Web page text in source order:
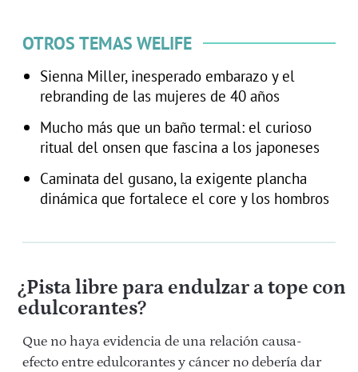
OTROS TEMAS WELIFE
Sienna Miller, inesperado embarazo y el
rebranding de las mujeres de 40 años
Mucho más que un baño termal: el curioso
ritual del onsen que fascina a los japoneses
Caminata del gusano, la exigente plancha
dinámica que fortalece el core y los hombros
¿Pista libre para endulzar a tope con
edulcorantes?
Que no haya evidencia de una relación causa-
efecto entre edulcorantes y cáncer no debería dar